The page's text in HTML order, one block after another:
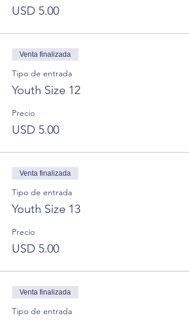
USD 5.00
Venta finalizada
Tipo de entrada
Youth Size 12
Precio
USD 5.00
Venta finalizada
Tipo de entrada
Youth Size 13
Precio
USD 5.00
Venta finalizada
Tipo de entrada